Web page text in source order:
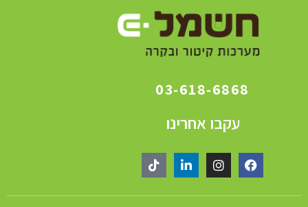
03-618-6868
עקבו אחרינו